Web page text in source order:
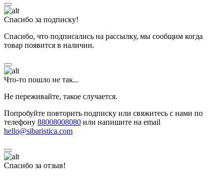
Спасибо за подписку!
Спасибо, что подписались на рассылку, мы сообщим когда
товар появится в наличии.
Что-то пошло не так...
Не переживайте, такое случается.
Попробуйте повторить подписку или свяжитесь с нами по
телефону 88008008080 или напишите на email
hello@sibaristica.com
Спасибо за отзыв!